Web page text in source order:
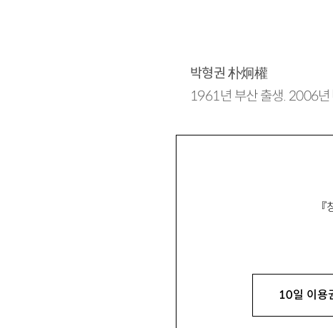
10일 이
박형권 朴炯權
1961년 부산 출생. 2006년
자작한 하수도를 따라